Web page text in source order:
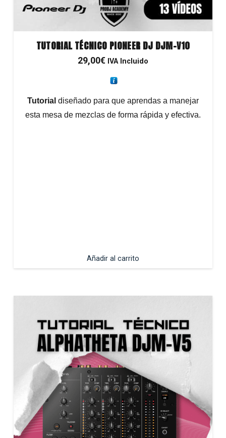
TUTORIAL TÉCNICO PIONEER DJ DJM-V10
29,00€ IVA Incluido
Tutorial diseñado para que aprendas a manejar
esta mesa de mezclas de forma rápida y efectiva.
Añadir al carrito